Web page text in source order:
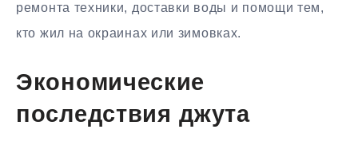
ремонта техники, доставки воды и помощи тем,
кто жил на окраинах или зимовках.
Экономические
последствия джута